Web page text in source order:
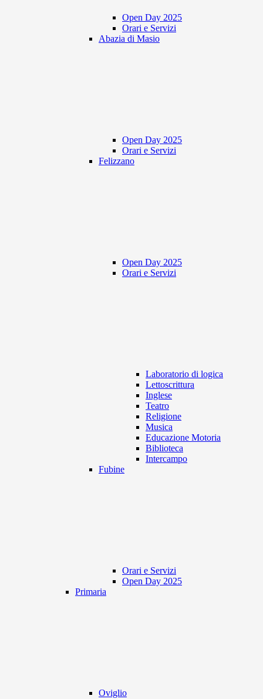
Open Day 2025
Orari e Servizi
Abazia di Masio
Open Day 2025
Orari e Servizi
Felizzano
Open Day 2025
Orari e Servizi
Laboratorio di logica
Lettoscrittura
Inglese
Teatro
Religione
Musica
Educazione Motoria
Biblioteca
Intercampo
Fubine
Orari e Servizi
Open Day 2025
Primaria
Oviglio